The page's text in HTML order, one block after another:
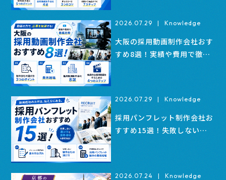
2026.07.29 | Knowledge
大阪の採用動画制作会社おす
すめ8選！実績や費用で徹底
2026.07.29 | Knowledge
採用パンフレット制作会社お
すすめ15選！失敗しない選
2026.07.24 | Knowledge